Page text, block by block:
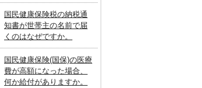
国民健康保険税の納税通
知書が世帯主の名前で届
くのはなぜですか。
国民健康保険(国保)の医療
費が高額になった場合、
何か給付がありますか。